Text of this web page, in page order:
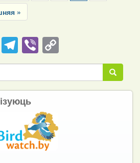
page
»
Telegram
ViberCopy
Link Пошук
Пошук